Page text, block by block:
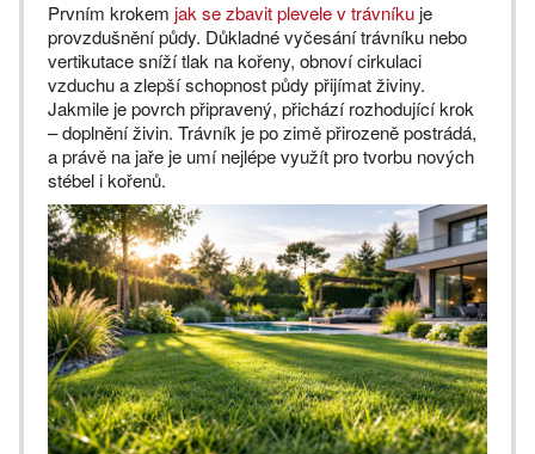
Prvním krokem jak se zbavit plevele v trávníku je
provzdušnění půdy. Důkladné vyčesání trávníku nebo
vertikutace sníží tlak na kořeny, obnoví cirkulaci
vzduchu a zlepší schopnost půdy přijímat živiny.
Jakmile je povrch připravený, přichází rozhodující krok
– doplnění živin. Trávník je po zimě přirozeně postrádá,
a právě na jaře je umí nejlépe využít pro tvorbu nových
stébel i kořenů.